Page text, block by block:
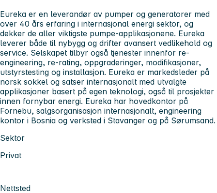
Eureka er en leverandør av pumper og generatorer med
over 40 års erfaring i internasjonal energi sektor, og
dekker de aller viktigste pumpe-applikasjonene. Eureka
leverer både til nybygg og drifter avansert vedlikehold og
service. Selskapet tilbyr også tjenester innenfor re-
engineering, re-rating, oppgraderinger, modifikasjoner,
utstyrstesting og installasjon. Eureka er markedsleder på
norsk sokkel og satser internasjonalt med utvalgte
applikasjoner basert på egen teknologi, også til prosjekter
innen fornybar energi. Eureka har hovedkontor på
Fornebu, salgsorganisasjon internasjonalt, engineering
kontor i Bosnia og verksted i Stavanger og på Sørumsand.
Sektor
Privat
Nettsted